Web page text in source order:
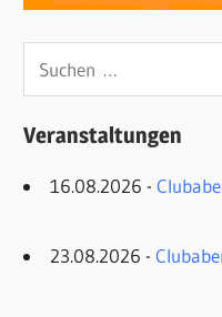
Veranstaltungen
16.08.2026 -
23.08.2026 -